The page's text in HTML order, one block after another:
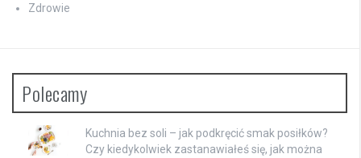
Zdrowie
Polecamy
Kuchnia bez soli – jak podkręcić smak posiłków?
Czy kiedykolwiek zastanawiałeś się, jak można